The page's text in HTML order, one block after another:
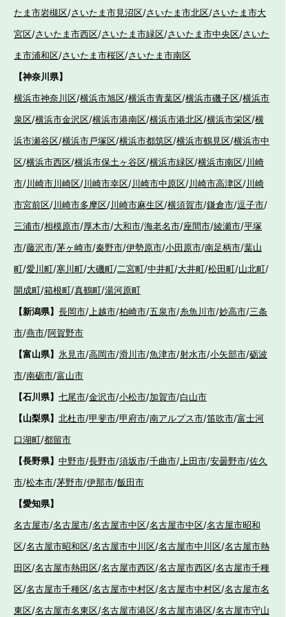
たま市岩槻区/さいたま市見沼区/さいたま市北区/さいたま市大
宮区/さいたま市西区/さいたま市緑区/さいたま市中央区/さいた
ま市浦和区/さいたま市桜区/さいたま市南区
【神奈川県】
横浜市神奈川区/横浜市旭区/横浜市青葉区/横浜市磯子区/横浜市
泉区/横浜市金沢区/横浜市港南区/横浜市港北区/横浜市栄区/横
浜市瀬谷区/横浜市戸塚区/横浜市都筑区/横浜市鶴見区/横浜市中
区/横浜市西区/横浜市保土ヶ谷区/横浜市緑区/横浜市南区/川崎
市/川崎市川崎区/川崎市幸区/川崎市中原区/川崎市高津区/川崎
市宮前区/川崎市多摩区/川崎市麻生区/横須賀市/鎌倉市/逗子市/
三浦市/相模原市/厚木市/大和市/海老名市/座間市/綾瀬市/平塚
市/藤沢市/茅ヶ崎市/秦野市/伊勢原市/小田原市/南足柄市/葉山
町/愛川町/寒川町/大磯町/二宮町/中井町/大井町/松田町/山北町/
開成町/箱根町/真鶴町/湯河原町
【新潟県】 長岡市/上越市/柏崎市/五泉市/糸魚川市/妙高市/三条
市/燕市/阿賀野市
【富山県】 氷見市/高岡市/滑川市/魚津市/射水市/小矢部市/砺波
市/南砺市/富山市
【石川県】 七尾市/金沢市/小松市/加賀市/白山市
【山梨県】 北杜市/甲斐市/甲府市/南アルプス市/笛吹市/富士河
口湖町/都留市
【長野県】 中野市/長野市/須坂市/千曲市/上田市/安曇野市/佐久
市/松本市/茅野市/伊那市/飯田市
【愛知県】
名古屋市/名古屋市/名古屋市中区/名古屋市中区/名古屋市昭和
区/名古屋市昭和区/名古屋市中川区/名古屋市中川区/名古屋市熱
田区/名古屋市熱田区/名古屋市西区/名古屋市西区/名古屋市千種
区/名古屋市千種区/名古屋市中村区/名古屋市中村区/名古屋市名
東区/名古屋市名東区/名古屋市港区/名古屋市港区/名古屋市守山